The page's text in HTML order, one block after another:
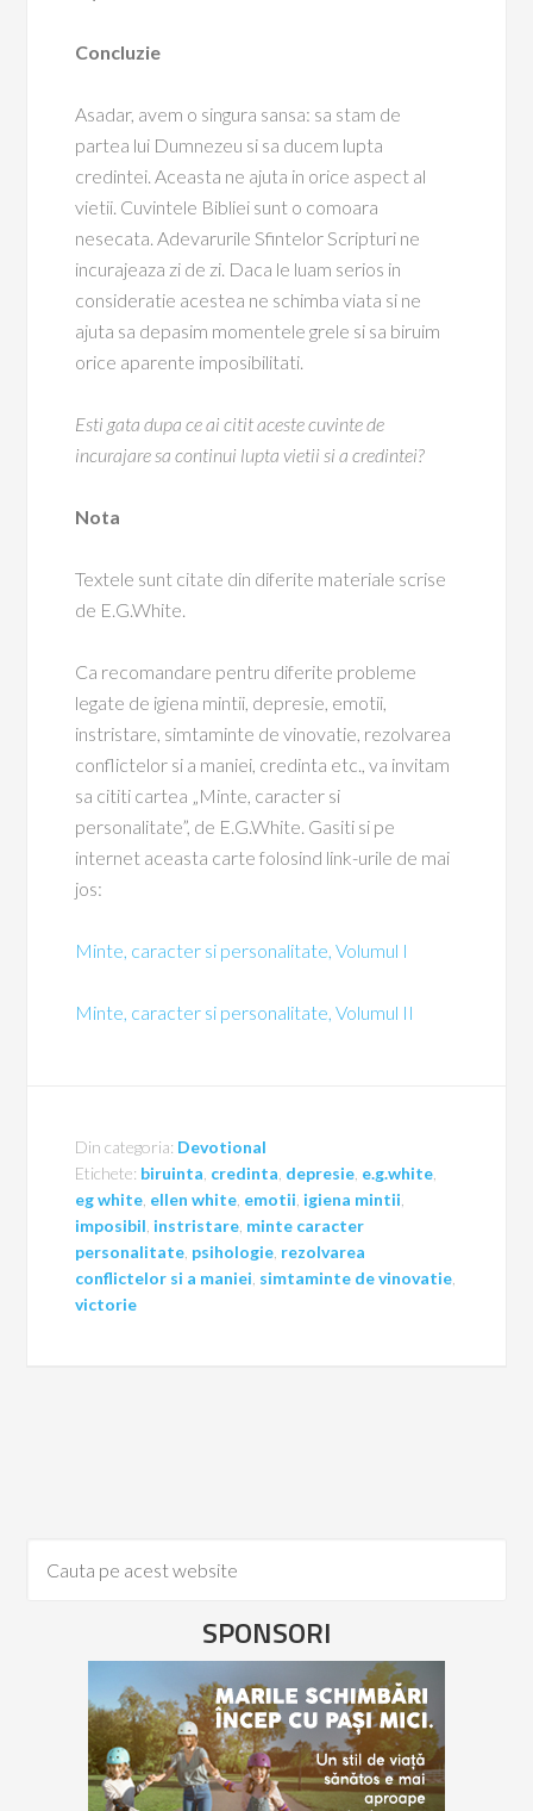
Concluzie
Asadar, avem o singura sansa: sa stam de
partea lui Dumnezeu si sa ducem lupta
credintei. Aceasta ne ajuta in orice aspect al
vietii. Cuvintele Bibliei sunt o comoara
nesecata. Adevarurile Sfintelor Scripturi ne
incurajeaza zi de zi. Daca le luam serios in
consideratie acestea ne schimba viata si ne
ajuta sa depasim momentele grele si sa biruim
orice aparente imposibilitati.
Esti gata dupa ce ai citit aceste cuvinte de
incurajare sa continui lupta vietii si a credintei?
Nota
Textele sunt citate din diferite materiale scrise
de E.G.White.
Ca recomandare pentru diferite probleme
legate de igiena mintii, depresie, emotii,
instristare, simtaminte de vinovatie, rezolvarea
conflictelor si a maniei, credinta etc., va invitam
sa cititi cartea „Minte, caracter si
personalitate”, de E.G.White. Gasiti si pe
internet aceasta carte folosind link-urile de mai
jos:
Minte, caracter si personalitate, Volumul I
Minte, caracter si personalitate, Volumul II
Din categoria: Devotional
Etichete: biruinta credinta depresie e.g.white
eg white ellen white emotii igiena mintii
imposibil instristare minte caracter
personalitate psihologie rezolvarea
conflictelor si a maniei simtaminte de vinovatie
victorie
SPONSORI